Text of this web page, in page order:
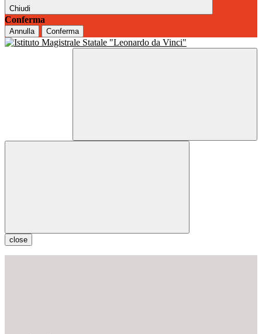
Chiudi
Conferma
Annulla Conferma
close